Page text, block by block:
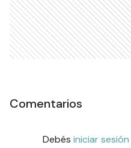
Comentarios
Debés iniciar sesión